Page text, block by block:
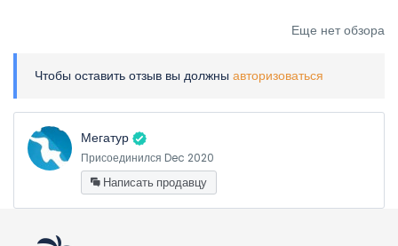
Еще нет обзора
Чтобы оставить отзыв вы должны авторизоваться
Мегатур
Присоединился Dec 2020
Написать продавцу